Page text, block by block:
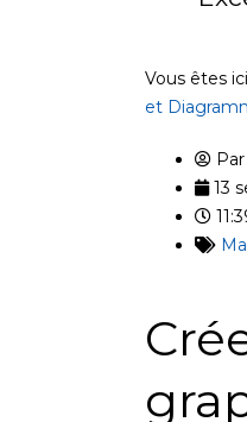
Vous êtes
et
Par
13